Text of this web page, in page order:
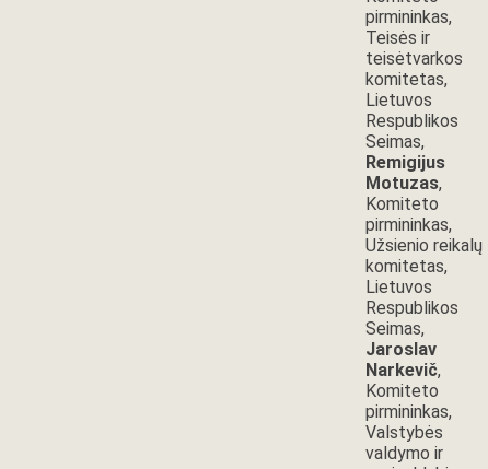
pirmininkas,
Teisės ir
teisėtvarkos
komitetas,
Lietuvos
Respublikos
Seimas,
Remigijus
Motuzas,
Komiteto
pirmininkas,
Užsienio reikalų
komitetas,
Lietuvos
Respublikos
Seimas,
Jaroslav
Narkevič,
Komiteto
pirmininkas,
Valstybės
valdymo ir